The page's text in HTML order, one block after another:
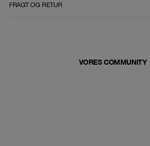
FRAGT OG RETUR
VORES COMMUNITY